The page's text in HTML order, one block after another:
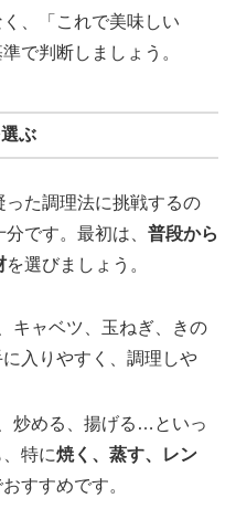
、「これで美味しい
で判断しましょう。
ぶ
た調理法に挑戦するの
です。最初は、 普段から
を選びましょう。
キャベツ、玉ねぎ、きの
入りやすく、調理しや
炒める、揚げる…といっ
特に焼く、蒸す、レン
すすめです。